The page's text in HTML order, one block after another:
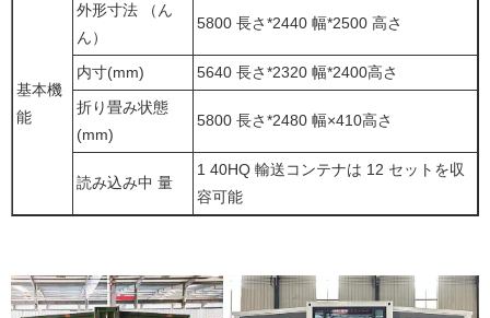
基本機
能
外形寸法 （ん
ん）
5800 長さ*2440 幅*2500 高さ
内寸(mm)
5640 長さ*2320 幅*2400高さ
折り畳み状態
(mm)
5800 長さ*2480 幅×410高さ
読み込み中 量
1 40HQ 輸送コンテナは 12 セットを収
容可能